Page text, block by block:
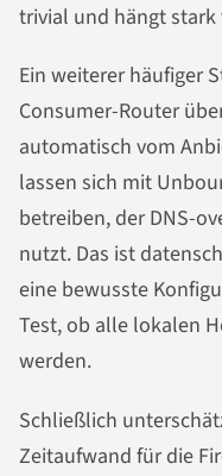
trivial und hängt stark
Ein weiterer häufiger
Consumer-Router
automatisch vom
lassen sich mit
betreiben, der DNS-
nutzt. Das ist
eine bewusste
Test, ob alle lokalen
werden.
Schließlich
Zeitaufwand für die